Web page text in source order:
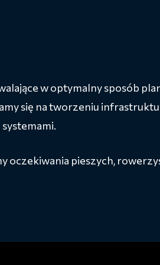
w optymalny sposób
się na tworzeniu
oczekiwania pieszych,